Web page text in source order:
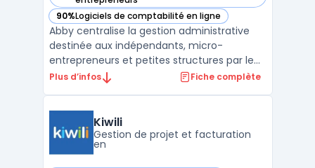
90%Logiciels de comptabilité en ligne
— voir Abby dans cette catégorie
Abby centralise la gestion administrative
destinée aux indépendants, micro-
entrepreneurs et petites structures par le
biais d’une plateforme en ligne accessible
facturation et le respect des obligations
légale ...
Plus d’infos Fiche complète
Kiwili
Gestion de projet et facturation
en